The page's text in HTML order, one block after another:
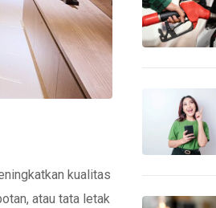
kualitas
atau tata letak